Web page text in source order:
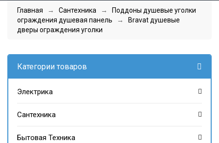
Главная → Сантехника →
Поддоны душевые уголки
ограждения душевая панель
→
Bravat душевые
дверы ограждения уголки
Категории товаров
Электрика
Сантехника
Бытовая Техника